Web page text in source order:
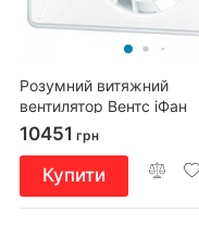
Розумний витяжний
вентилятор Вентс іФан
100/125 Wi-Fi
10451 грн
Купити